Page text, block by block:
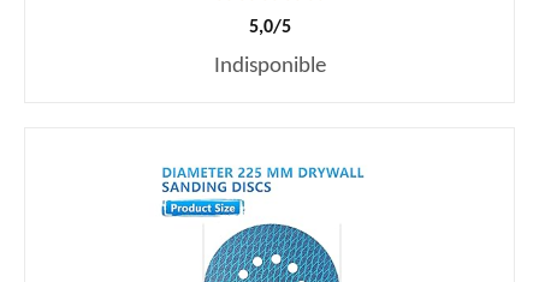
5,0/5
Indisponible